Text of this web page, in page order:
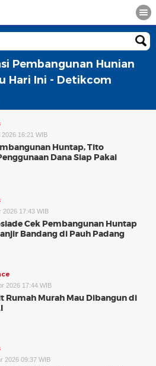
Pembangunan Hunian
Hari Ini - Detikcom
2026 16:21 WIB
Huntap, Tito
Dana Siap Pakai
2026 17:43 WIB
Cek Pembangunan Huntap
Bandang di Pauh Padang
2026 17:44 WIB
Rumah Murah Mau Dibangun di
2026 09:37 WIB